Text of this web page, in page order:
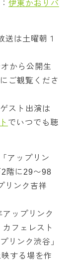
伊東かおりパ
送は土曜朝１
から公開生
ご観覧くださ
スト出演は
でいつでも聴
アップリン
階に29〜98
リンク吉祥
ップリンク
フェレスト
リンク渋谷」
する場を作